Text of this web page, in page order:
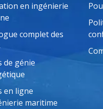
en ingénierie
complet des
de génie
en ligne
maritime